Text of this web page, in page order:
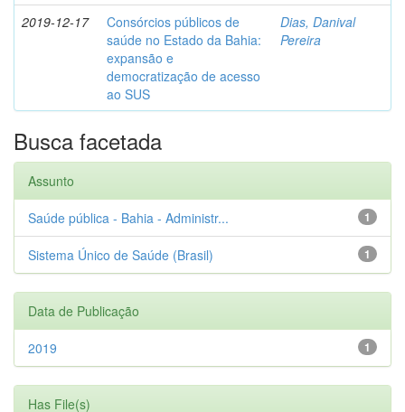
2019-12-17
Consórcios públicos de
saúde no Estado da Bahia:
expansão e
democratização de acesso
ao SUS
Dias, Danival
Pereira
Busca facetada
Assunto
1
Saúde pública - Bahia - Administr...
1
Sistema Único de Saúde (Brasil)
Data de Publicação
1
2019
Has File(s)